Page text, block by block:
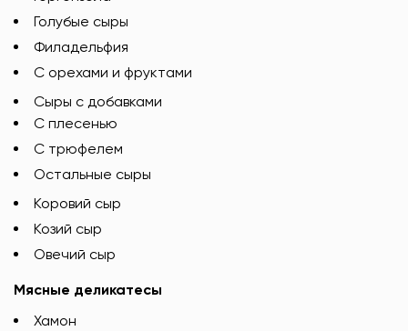
Голубые сыры
Филадельфия
С орехами и фруктами
Сыры с добавками
C плесенью
С трюфелем
Остальные сыры
Коровий сыр
Козий сыр
Овечий сыр
Мясные деликатесы
Хамон